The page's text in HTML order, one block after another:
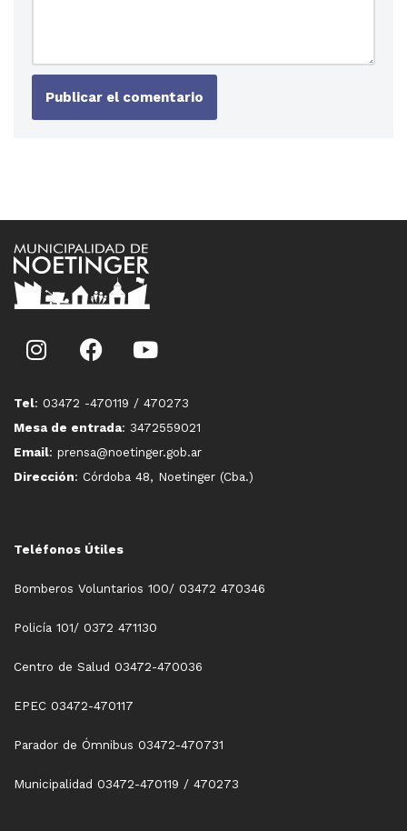
Tel: 03472 -470119 / 470273
Mesa de entrada: 3472559021
Email: prensa@noetinger.gob.ar
Dirección: Córdoba 48, Noetinger (Cba.)
Teléfonos Útiles
Bomberos Voluntarios 100/ 03472 470346
Policía 101/ 0372 471130
Centro de Salud 03472-470036
EPEC 03472-470117
Parador de Ómnibus 03472-470731
Municipalidad 03472-470119 / 470273